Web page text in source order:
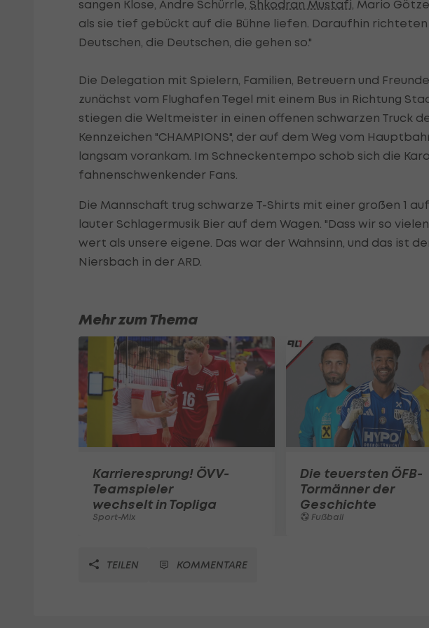
sangen Klose, Andre Schürrle, Shkodran Mustafi, Mario
als sie tief gebückt auf die Bühne liefen. Daraufhin richteten
Deutschen, die Deutschen, die gehen so."
Die Delegation mit Spielern, Familien, Betreuern und
zunächst vom Flughafen Tegel mit einem Bus in Richtung
stiegen die Weltmeister in einen offenen schwarzen Truck
Kennzeichen "CHAMPIONS", der auf dem Weg vom
langsam vorankam. Im Schneckentempo schob sich die
fahnenschwenkender Fans.
Die Mannschaft trug schwarze T-Shirts mit einer großen 1
lauter Schlagermusik Bier auf dem Wagen. "Dass wir so
wert als unsere eigene. Das war der Wahnsinn, und das ist
Niersbach in der ARD.
Mehr zum Thema
Karrieresprung! ÖVV-
Teamspieler
wechselt in Topliga
Sport-Mix
Die teuersten ÖFB-
Tormänner der
Geschichte
Fußball
TEILEN KOMMENTARE